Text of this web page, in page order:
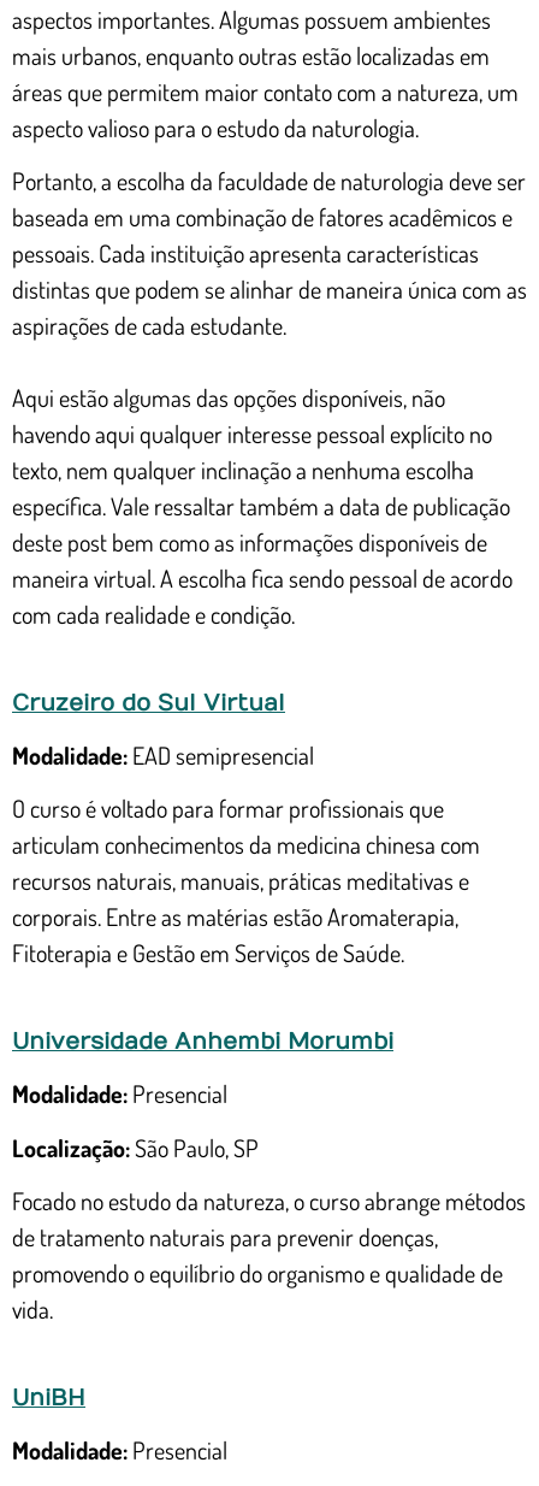
aspectos importantes. Algumas possuem ambientes
mais urbanos, enquanto outras estão localizadas em
áreas que permitem maior contato com a natureza, um
aspecto valioso para o estudo da naturologia.
Portanto, a escolha da faculdade de naturologia deve ser
baseada em uma combinação de fatores acadêmicos e
pessoais. Cada instituição apresenta características
distintas que podem se alinhar de maneira única com as
aspirações de cada estudante.
Aqui estão algumas das opções disponíveis, não
havendo aqui qualquer interesse pessoal explícito no
texto, nem qualquer inclinação a nenhuma escolha
específica. Vale ressaltar também a data de publicação
deste post bem como as informações disponíveis de
maneira virtual. A escolha fica sendo pessoal de acordo
com cada realidade e condição.
Cruzeiro do Sul Virtual
Modalidade:EAD semipresencial
O curso é voltado para formar profissionais que
articulam conhecimentos da medicina chinesa com
recursos naturais, manuais, práticas meditativas e
corporais. Entre as matérias estão Aromaterapia,
Fitoterapia e Gestão em Serviços de Saúde.
Universidade Anhembi Morumbi
Modalidade:Presencial
Localização:São Paulo, SP
Focado no estudo da natureza, o curso abrange métodos
de tratamento naturais para prevenir doenças,
promovendo o equilíbrio do organismo e qualidade de
vida.
UniBH
Modalidade:Presencial